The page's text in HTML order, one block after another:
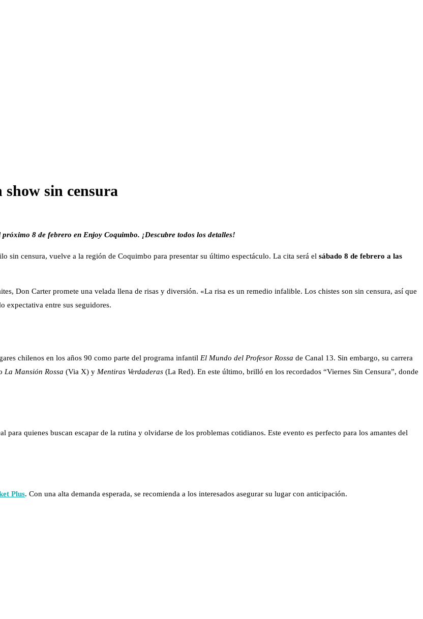
sin censura
8 de febrero en Enjoy Coquimbo. ¡Descubre todos los detalles!
sin censura, vuelve a la región de Coquimbo para presentar su último espectáculo. La cita será el sábado 8 de febrero a las
Don Carter promete una velada llena de risas y diversión. «La risa es un remedio infalible. Los chistes son sin censura, así que
expectativa entre sus seguidores.
chilenos en los años 90 como parte del programa infantil El Mundo del Profesor Rossa de Canal 13. Sin embargo, su carrera
La Mansión Rossa (Via X) y Mentiras Verdaderas (La Red). En este último, brilló en los recordados “Viernes Sin Censura”, donde
quienes buscan escapar de la rutina y olvidarse de los problemas cotidianos. Este evento es perfecto para los amantes del
Plus. Con una alta demanda esperada, se recomienda a los interesados asegurar su lugar con anticipación.